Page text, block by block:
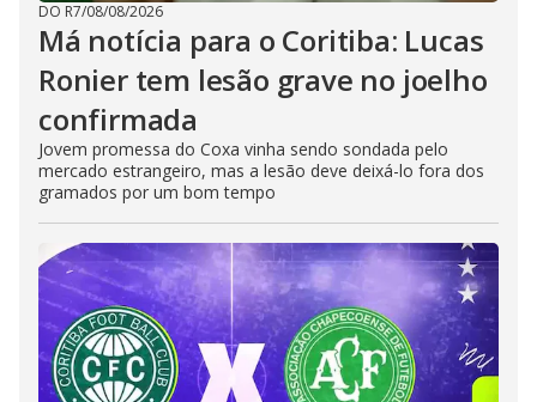
DO R7/08/08/2026
Má notícia para o Coritiba: Lucas
Ronier tem lesão grave no joelho
confirmada
Jovem promessa do Coxa vinha sendo sondada pelo
mercado estrangeiro, mas a lesão deve deixá-lo fora dos
gramados por um bom tempo